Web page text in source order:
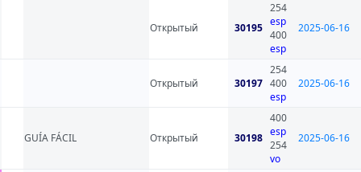
Открытый 30195
254
esp
400
esp
2025-06-16
Открытый 30197
254
400
esp
2025-06-16
GUÍA FÁCIL Открытый 30198
400
esp
254
vo
2025-06-16